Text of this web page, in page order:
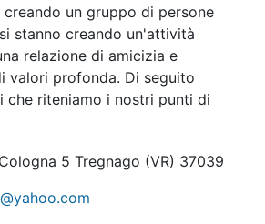
un gruppo di persone
stanno creando un'attività
relazione di amicizia e
valori profonda. Di seguito
che riteniamo i nostri punti di
5 Tregnago (VR) 37039